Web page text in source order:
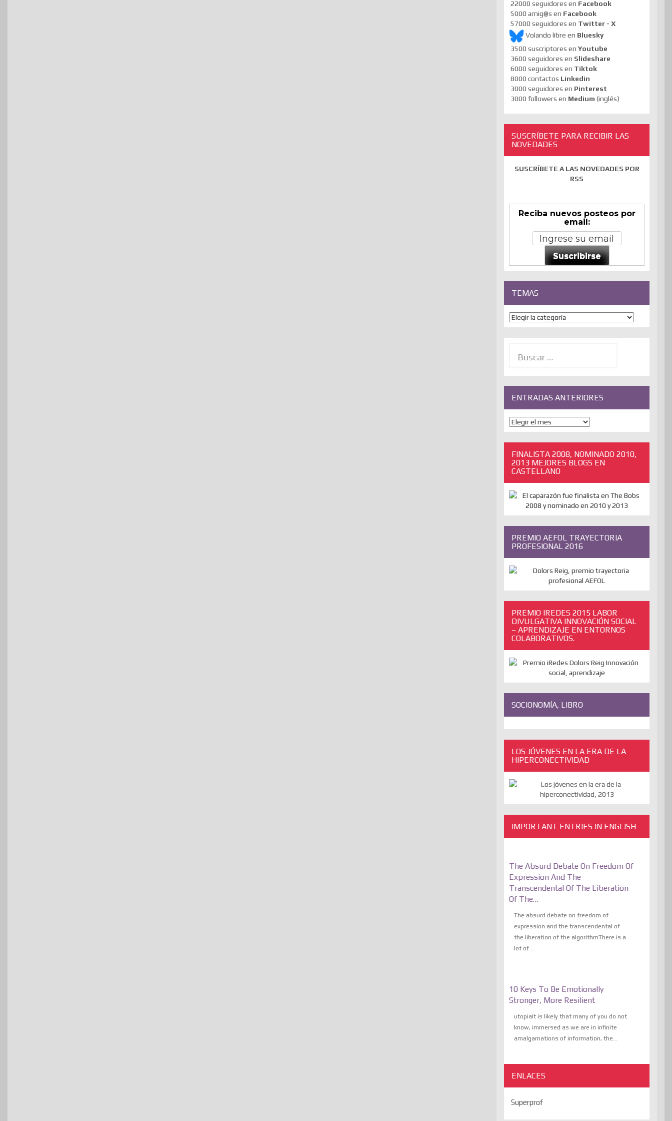
22000 seguidores en Facebook
5000 amig@s en Facebook
57000 seguidores en Twitter - X
Volando libre en Bluesky
3500 suscriptores en Youtube
3600 seguidores en Slideshare
6000 seguidores en Tiktok
8000 contactos Linkedin
3000 seguidores en Pinterest
3000 followers en Medium (inglés)
SUSCRÍBETE PARA RECIBIR LAS
NOVEDADES
SUSCRÍBETE A LAS NOVEDADES POR
RSS
Reciba nuevos posteos por
email:
Suscribirse
TEMAS
Temas
ENTRADAS ANTERIORES
ENTRADAS
ANTERIORES
FINALISTA 2008, NOMINADO 2010,
2013 MEJORES BLOGS EN
CASTELLANO
PREMIO AEFOL TRAYECTORIA
PROFESIONAL 2016
PREMIO IREDES 2015 LABOR
DIVULGATIVA INNOVACIÓN SOCIAL
– APRENDIZAJE EN ENTORNOS
COLABORATIVOS.
SOCIONOMÍA, LIBRO
LOS JÓVENES EN LA ERA DE LA
HIPERCONECTIVIDAD
IMPORTANT ENTRIES IN ENGLISH
The Absurd Debate On Freedom Of
Expression And The
Transcendental Of The Liberation
Of The…
The absurd debate on freedom of
expression and the transcendental of
the liberation of the algorithmThere is a
lot of...
10 Keys To Be Emotionally
Stronger, More Resilient
utopiaIt is likely that many of you do not
know, immersed as we are in infinite
amalgamations of information, the...
ENLACES
Superprof